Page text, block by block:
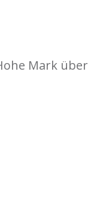
Mark über